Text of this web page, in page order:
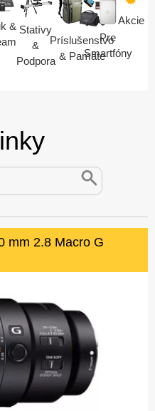
& Statívy
&
Podpora
Príslušenstvo
& Pamäte
Pre
Smartfóny
Akcie
mm 2.8 Macro G